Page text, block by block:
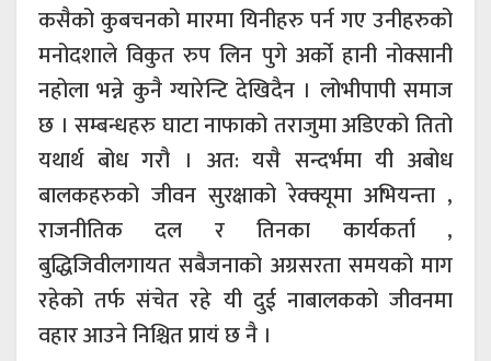
कसैको कुबचनको मारमा यिनीहरु पर्न गए उनीहरुको
मनोदशाले विकुत रुप लिन पुगे अर्को हानी नोक्सानी
नहोला भन्ने कुनै ग्यारेन्टि देखिदैन । लोभीपापी समाज
छ । सम्बन्धहरु घाटा नाफाको तराजुमा अडिएको तितो
यथार्थ बोध गरौ । अत: यसै सन्दर्भमा यी अबोध
बालकहरुको जीवन सुरक्षाको रेक्क्यूमा अभियन्ता ,
राजनीतिक दल र तिनका कार्यकर्ता ,
बुद्धिजिवीलगायत सबैजनाको अग्रसरता समयको माग
रहेको तर्फ संचेत रहे यी दुई नाबालकको जीवनमा
वहार आउने निश्चित प्रायं छ नै ।